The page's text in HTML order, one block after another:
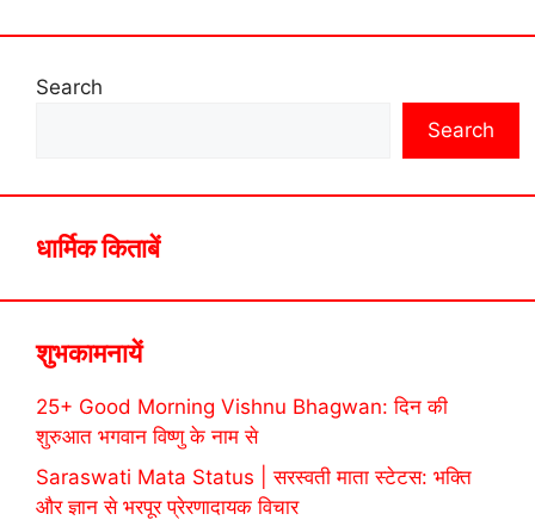
Search
Search
धार्मिक किताबें
शुभकामनायें
25+ Good Morning Vishnu Bhagwan: दिन की
शुरुआत भगवान विष्णु के नाम से
Saraswati Mata Status | सरस्वती माता स्टेटस: भक्ति
और ज्ञान से भरपूर प्रेरणादायक विचार